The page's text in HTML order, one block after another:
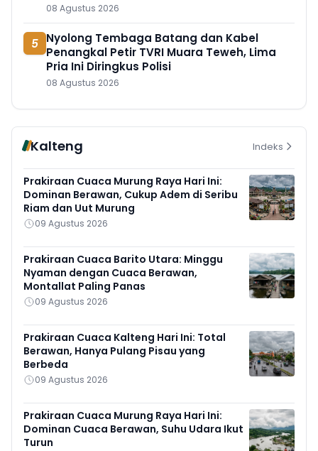
08 Agustus 2026
5 Nyolong Tembaga Batang dan Kabel
Penangkal Petir TVRI Muara Teweh, Lima
Pria Ini Diringkus Polisi
08 Agustus 2026
Kalteng Indeks
Prakiraan Cuaca Murung Raya Hari Ini:
Dominan Berawan, Cukup Adem di Seribu
Riam dan Uut Murung
09 Agustus 2026
Prakiraan Cuaca Barito Utara: Minggu
Nyaman dengan Cuaca Berawan,
Montallat Paling Panas
09 Agustus 2026
Prakiraan Cuaca Kalteng Hari Ini: Total
Berawan, Hanya Pulang Pisau yang
Berbeda
09 Agustus 2026
Prakiraan Cuaca Murung Raya Hari Ini:
Dominan Cuaca Berawan, Suhu Udara Ikut
Turun